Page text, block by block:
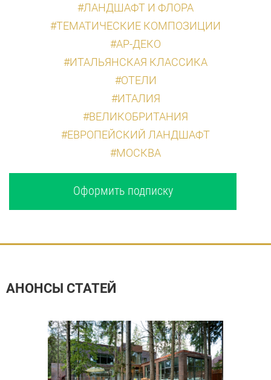
#ЛАНДШАФТ И ФЛОРА
#ТЕМАТИЧЕСКИЕ КОМПОЗИЦИИ
#АР-ДЕКО
#ИТАЛЬЯНСКАЯ КЛАССИКА
#ОТЕЛИ
#ИТАЛИЯ
#ВЕЛИКОБРИТАНИЯ
#ЕВРОПЕЙСКИЙ ЛАНДШАФТ
#МОСКВА
Оформить подписку
АНОНСЫ СТАТЕЙ